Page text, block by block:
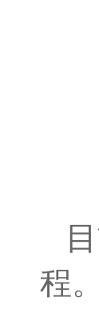
程